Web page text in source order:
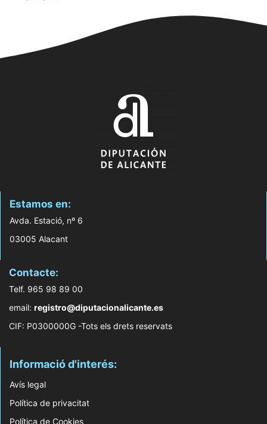
Estamos en:
Avda. Estació, nº 6
03005 Alacant
Contacte:
Telf. 965 98 89 00
email: registro@diputacionalicante.es
CIF: P0300000G -Tots els drets reservats
Informació d'interés:
Avís legal
Política de privacitat
Política de Cookies